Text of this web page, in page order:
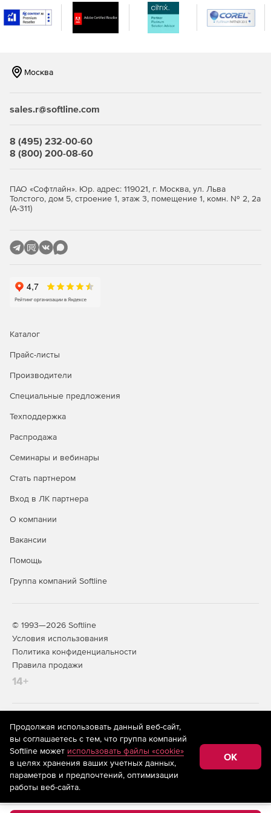
Анализ прошлых тенденций активности
пользователей и нагрузок на сеть.
Аудит соответствия межсетевых экранов
регулятивным стандартам.
межсетевых экранов.
Версии ManageEngine Firewall Analyzer:
Professional – редакция для малого и среднего
функции анализа трафика и мониторинга потребления
сайтами. Отслеживает прокси-сервер – топ-
протоколов.
Premium – редакция для малого и среднего бизнеса с
функциями мониторинга до 60 сетевых устройств.
в пределах одного офиса. Предлагает те же функции
безопасностью, что и редакция Professional.
Дополнительно предоставляет опции мониторинга
клиента, анализа поведения и сетевой активности
Distributed – редакция для крупных организаций с
Позволяет отслеживать локальные сети организаций
Предлагает те же функции мониторинга полосы
Москва
sales.r@softline.com
8 (495) 232-00-60
8 (800) 200-08-60
ПАО «Софтлайн». Юр. адрес: 119021, г. Москва, ул. Льва
Толстого, дом 5, строение 1, этаж 3, помещение 1, комн. № 2, 2а
(А-311)
Каталог
Прайс-листы
Производители
Специальные предложения
Техподдержка
Распродажа
Семинары и вебинары
Стать партнером
Вход в ЛК партнера
О компании
Вакансии
Помощь
Группа компаний Softline
© 1993—2026 Softline
Условия использования
Политика конфиденциальности
Правила продажи
14+
На информационном ресурсе store.softline.ru применяются
рекомендательные технологии
(информационные технологии
предоставления информации на основе сбора,
систематизации и анализа сведений, относящихся к
предпочтениям пользователей сети «Интернет»,
находящихся на территории Российской Федерации)
Продолжая использовать данный веб-сайт,
вы соглашаетесь с тем, что группа компаний
Softline может использовать файлы «cookie»
в целях хранения ваших учетных данных,
параметров и предпочтений, оптимизации
работы веб-сайта.
OK